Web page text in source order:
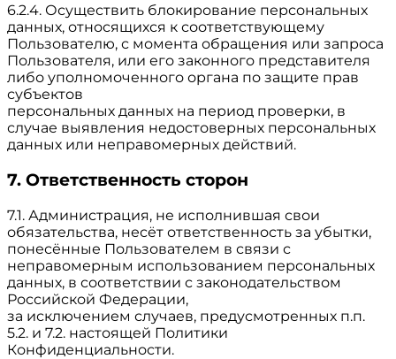
6.2.4. Осуществить блокирование персональных
данных, относящихся к соответствующему
Пользователю, с момента обращения или запроса
Пользователя, или его законного представителя
либо уполномоченного органа по защите прав
субъектов
персональных данных на период проверки, в
случае выявления недостоверных персональных
данных или неправомерных действий.
7. Ответственность сторон
7.1. Администрация, не исполнившая свои
обязательства, несёт ответственность за убытки,
понесённые Пользователем в связи с
неправомерным использованием персональных
данных, в соответствии с законодательством
Российской Федерации,
за исключением случаев, предусмотренных п.п.
5.2. и 7.2. настоящей Политики
Конфиденциальности.